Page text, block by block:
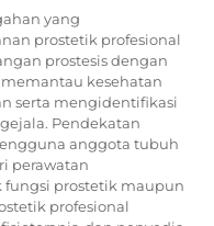
yang
prostetik profesional
prostesis dengan
kesehatan
serta mengidentifikasi
Pendekatan
anggota tubuh
perawatan
prostetik maupun
profesional